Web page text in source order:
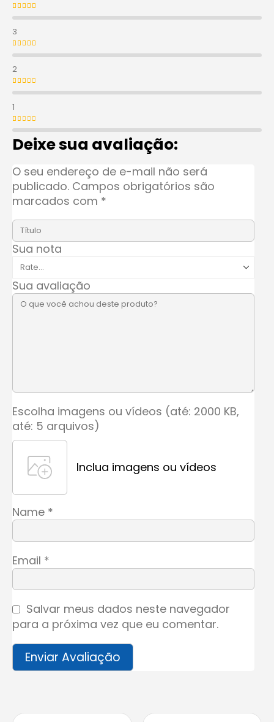
Avaliação4de 5
3
Avaliação3de 5
2
Avaliação2de 5
1
Avaliação1de 5
Deixe sua avaliação:
O seu endereço de e-mail não será
publicado. Campos obrigatórios são
marcados com *
Sua nota
Sua avaliação
Escolha imagens ou vídeos (até: 2000 KB,
até: 5 arquivos)
Inclua imagens ou vídeos
Name *
Email *
Salvar meus dados neste navegador
para a próxima vez que eu comentar.